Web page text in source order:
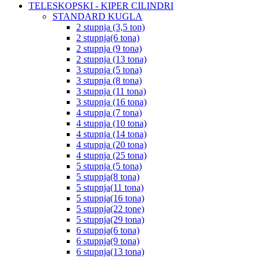
TELESKOPSKI - KIPER CILINDRI
STANDARD KUGLA
2 stupnja (3,5 ton)
2 stupnja(6 tona)
2 stupnja (9 tona)
2 stupnja (13 tona)
3 stupnja (5 tona)
3 stupnja (8 tona)
3 stupnja (11 tona)
3 stupnja (16 tona)
4 stupnja (7 tona)
4 stupnja (10 tona)
4 stupnja (14 tona)
4 stupnja (20 tona)
4 stupnja (25 tona)
5 stupnja (5 tona)
5 stupnja(8 tona)
5 stupnja(11 tona)
5 stupnja(16 tona)
5 stupnja(22 tone)
5 stupnja(29 tona)
6 stupnja(6 tona)
6 stupnja(9 tona)
6 stupnja(13 tona)